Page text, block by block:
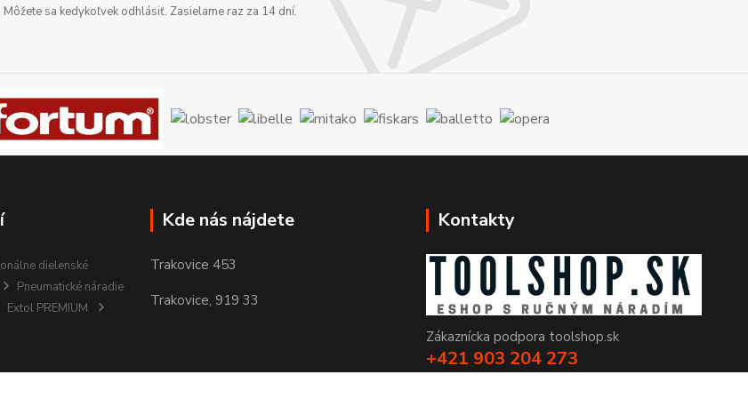
Môžete sa kedykoľvek odhlásiť. Zasielame raz za 14 dní.
dielenské
Pneumatické náradie
Extol PREMIUM
Kde nás nájdete
Trakovice 453
Trakovice, 919 33
Kontakty
Zákaznícka podpora toolshop.sk
+421 903 204 273